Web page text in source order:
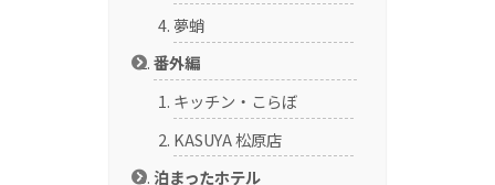
夢蛸
番外編
キッチン・こらぼ
KASUYA 松原店
泊まったホテル